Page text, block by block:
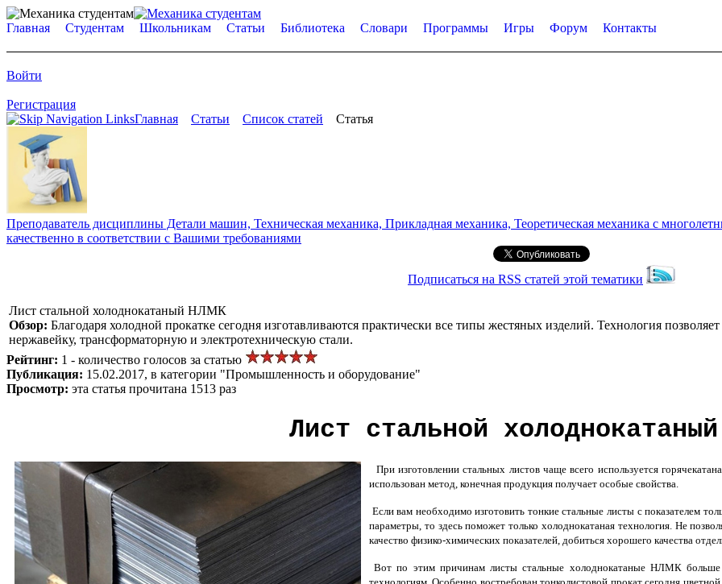
Главная Студентам Школьникам Статьи Библиотека Словари Программы Игры Форум Контакты
Войти
Регистрация
Главная
Статьи Список статей Статья
Преподаватель дисциплины Детали машин, Техническая механика, Прикладная механика, Теоретическая механика с
качественно в соответствии с Вашими требованиями
Подписаться на RSS статей этой тематики
Лист стальной холоднокатаный НЛМК
Обзор: Благодаря холодной прокатке сегодня изготавливаются практически все типы жестяных изделий. Технология
нержавейку, трансформаторную и электротехническую стали.
Рейтинг: 1 - количество голосов за статью
Публикация: 15.02.2017, в категории "Промышленность и оборудование"
Просмотр: эта статья прочитана 1513 раз
Лист стальной
При изготовлении стальных листов чаще всего используется
использован метод, конечная продукция получает особые свойства.
Если вам необходимо изготовить тонкие стальные листы с показателем
параметры, то здесь поможет только холоднокатаная технология. Не
качество физико-химических показателей, добиться хорошего качества
Вот по этим причинам листы стальные холоднокатаные НЛМК